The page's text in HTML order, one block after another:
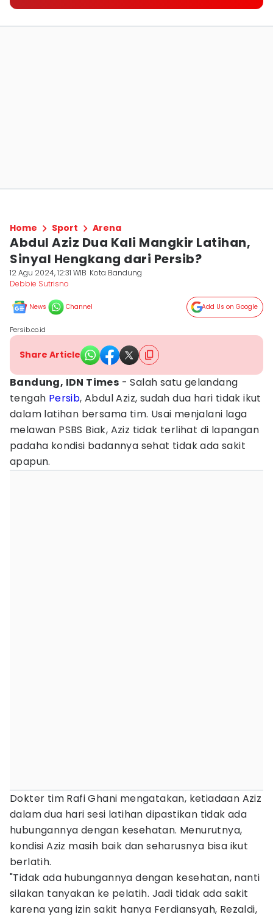
Home Sport Arena
Abdul Aziz Dua Kali Mangkir Latihan,
Sinyal Hengkang dari Persib?
12 Agu 2024, 12:31 WIB Kota Bandung
Debbie Sutrisno
News Channel Add Us on Google
Persib.co.id
Share Article
Bandung, IDN Times - Salah satu gelandang
tengah Persib, Abdul Aziz, sudah dua hari tidak ikut
dalam latihan bersama tim. Usai menjalani laga
melawan PSBS Biak, Aziz tidak terlihat di lapangan
padaha kondisi badannya sehat tidak ada sakit
apapun.
Dokter tim Rafi Ghani mengatakan, ketiadaan Aziz
dalam dua hari sesi latihan dipastikan tidak ada
hubungannya dengan kesehatan. Menurutnya,
kondisi Aziz masih baik dan seharusnya bisa ikut
berlatih.
"Tidak ada hubungannya dengan kesehatan, nanti
silakan tanyakan ke pelatih. Jadi tidak ada sakit
karena yang izin sakit hanya Ferdiansyah, Rezaldi,